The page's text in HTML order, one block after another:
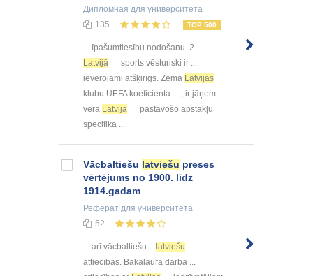
Дипломная для университета
135
TOP 500
... īpašumtiesību nodošanu. 2.
Latvijā
sports vēsturiski ir ...
ievērojami atšķirīgs. Zemā Latvijas
klubu UEFA koeficienta ... , ir jāņem
vērā Latvijā
pastāvošo apstākļu
specifika ...
Vācbaltiešu latviešu preses
vērtējums no 1900. līdz
1914.gadam
Реферат для университета
52
... arī vācbaltiešu – latviešu
attiecības. Bakalaura darba ...